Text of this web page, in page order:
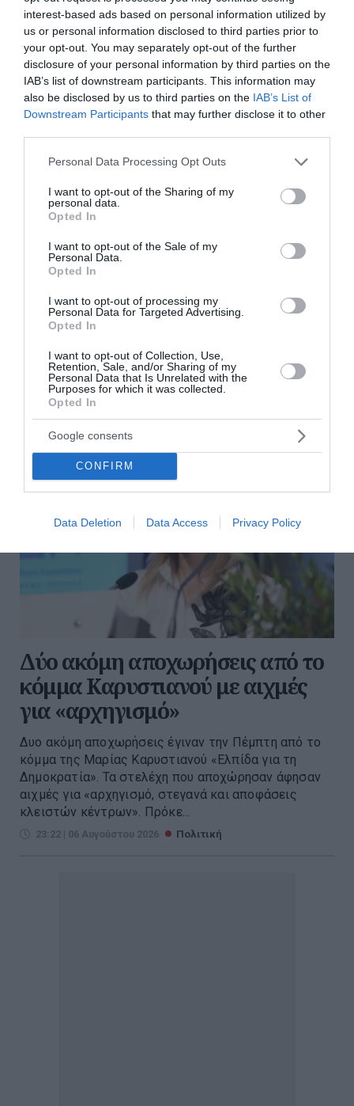
interest-based ads based on personal information utilized by
us or personal information disclosed to third parties prior to
your opt-out. You may separately opt-out of the further
disclosure of your personal information by third parties on the
IAB’s list of downstream participants. This information may
also be disclosed by us to third parties on the IAB’s List of
Downstream Participants that may further disclose it to other
Please note that this website/app uses one or more Google
not limited to your visit or usage behaviour. You may click to
grant or deny consent to Google and its third-party tags to
use your data for below specified purposes in below Google
consent section.
Personal Data Processing Opt Outs
I want to opt-out of the Sharing of my
personal data.
Opted In
I want to opt-out of the Sale of my
Personal Data.
Opted In
I want to opt-out of processing my
Personal Data for Targeted Advertising.
Opted In
I want to opt-out of Collection, Use,
Retention, Sale, and/or Sharing of my
Personal Data that Is Unrelated with the
Purposes for which it was collected.
Opted In
Google consents
CONFIRM
Data Deletion Data Access Privacy Policy
Μητσοτάκης: Η παραγωγική
Ελλάδα βρίσκεται στον πυρήνα
της οικονομικής μας πολιτικής
βιομηχανίας και της μεταποίησης παρουσιάστηκε
στη συνεδρίαση της Κυβερνητικής Επιτροπής
Βιομηχανίας υπό τον Κυριάκο Μητσοτάκη. Στόχος
είναι η αύξηση των επενδύσεων...
16:01 | 06 Αυγούστου 2026 Πολιτική
Δύο ακόμη αποχωρήσεις από το
κόμμα Καρυστιανού με αιχμές
για «αρχηγισμό»
Δυο ακόμη αποχωρήσεις έγιναν την Πέμπτη από το
κόμμα της Μαρίας Καρυστιανού «Ελπίδα για τη
Δημοκρατία». Τα στελέχη που αποχώρησαν άφησαν
αιχμές για «αρχηγισμό, στεγανά και αποφάσεις
κλειστών κέντρων». Πρόκε...
23:22 | 06 Αυγούστου 2026 Πολιτική